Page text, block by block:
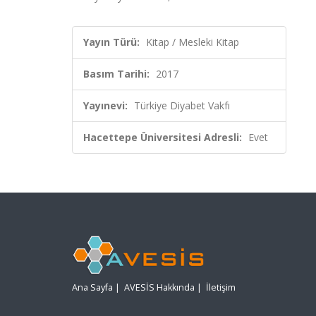
Yayın Türü: Kitap / Mesleki Kitap
Basım Tarihi: 2017
Yayınevi: Türkiye Diyabet Vakfı
Hacettepe Üniversitesi Adresli: Evet
Ana Sayfa | AVESİS Hakkında | İletişim